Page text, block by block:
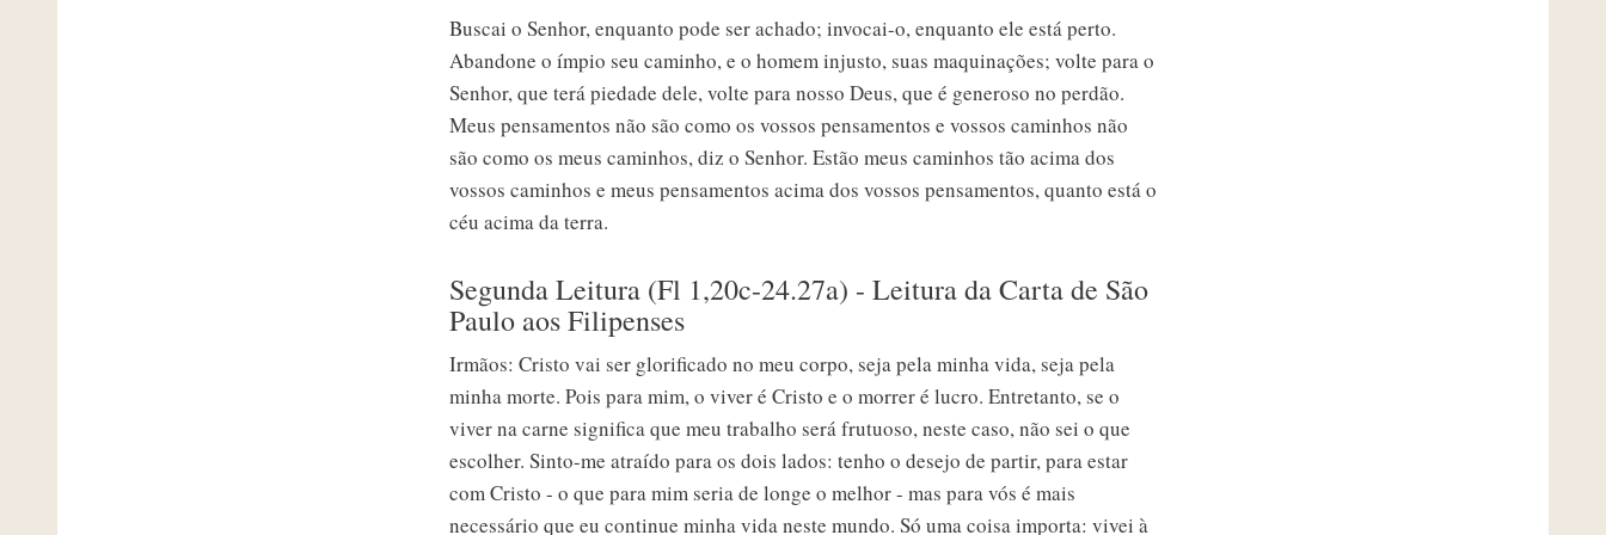
Buscai o Senhor, enquanto pode ser achado; invocai-o, enquanto ele está perto.
Abandone o ímpio seu caminho, e o homem injusto, suas maquinações; volte para o
Senhor, que terá piedade dele, volte para nosso Deus, que é generoso no perdão.
Meus pensamentos não são como os vossos pensamentos e vossos caminhos não
são como os meus caminhos, diz o Senhor. Estão meus caminhos tão acima dos
vossos caminhos e meus pensamentos acima dos vossos pensamentos, quanto está o
céu acima da terra.
Segunda Leitura (Fl 1,20c-24.27a) - Leitura da Carta de São
Paulo aos Filipenses
Irmãos: Cristo vai ser glorificado no meu corpo, seja pela minha vida, seja pela
minha morte. Pois para mim, o viver é Cristo e o morrer é lucro. Entretanto, se o
viver na carne significa que meu trabalho será frutuoso, neste caso, não sei o que
escolher. Sinto-me atraído para os dois lados: tenho o desejo de partir, para estar
com Cristo - o que para mim seria de longe o melhor - mas para vós é mais
necessário que eu continue minha vida neste mundo. Só uma coisa importa: vivei à